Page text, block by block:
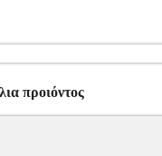
προιόντος